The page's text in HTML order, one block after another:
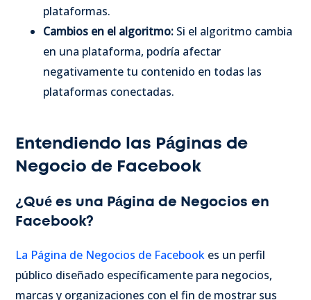
plataformas.
Cambios en el algoritmo: Si el algoritmo cambia
en una plataforma, podría afectar
negativamente tu contenido en todas las
plataformas conectadas.
Entendiendo las Páginas de
Negocio de Facebook
¿Qué es una Página de Negocios en
Facebook?
La Página de Negocios de Facebook es un perfil
público diseñado específicamente para negocios,
marcas y organizaciones con el fin de mostrar sus